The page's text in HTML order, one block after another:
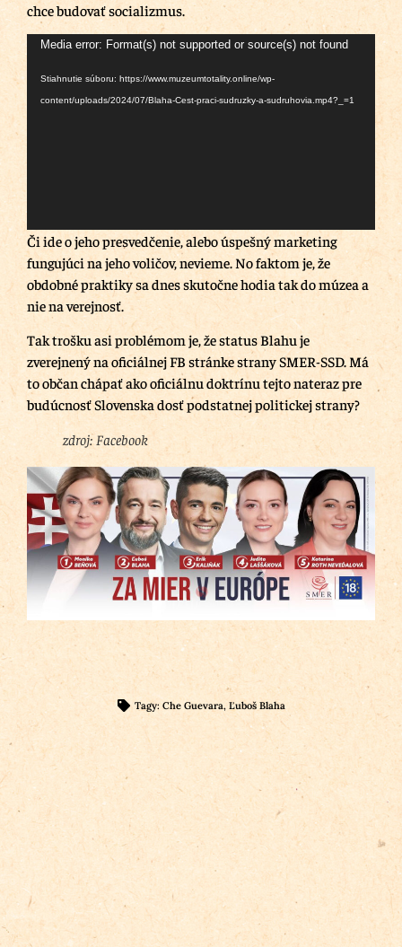
chce budovať socializmus.
Video
Media error: Format(s) not supported or source(s) not found
Stiahnutie súboru: https://www.muzeumtotality.online/wp-
content/uploads/2024/07/Blaha-Cest-praci-sudruzky-a-sudruhovia.mp4?_=1
Či ide o jeho presvedčenie, alebo úspešný marketing
fungujúci na jeho voličov, nevieme. No faktom je, že
obdobné praktiky sa dnes skutočne hodia tak do múzea a
nie na verejnosť.
Tak trošku asi problémom je, že status Blahu je
zverejnený na oficiálnej FB stránke strany SMER-SSD. Má
to občan chápať ako oficiálnu doktrínu tejto nateraz pre
budúcnosť Slovenska dosť podstatnej politickej strany?
zdroj: Facebook
Tagy: Che Guevara, Ľuboš Blaha